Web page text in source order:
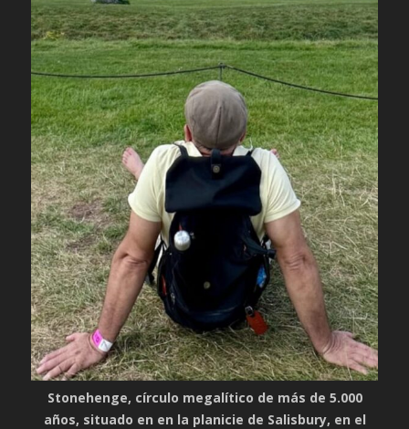
Stonehenge, círculo megalítico de más de 5.000
años, situado en en la planicie de Salisbury, en el